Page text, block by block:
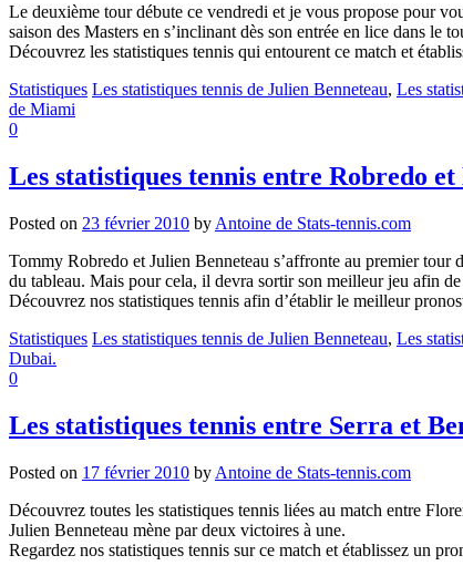
Le deuxième tour débute ce vendredi et je vous propose pour
saison des Masters en s’inclinant dès son entrée en lice dans le
Découvrez les statistiques tennis qui entourent ce match et
Statistiques Les statistiques tennis de Julien Benneteau, Les
de Miami
0
Les statistiques tennis entre Robredo
Posted on 23 février 2010 by Antoine de Stats-tennis.com
Tommy Robredo et Julien Benneteau s’affronte au premier
du tableau. Mais pour cela, il devra sortir son meilleur jeu afin
Découvrez nos statistiques tennis afin d’établir le meilleur
Statistiques Les statistiques tennis de Julien Benneteau, Les
Dubai.
0
Les statistiques tennis entre Serra et
Posted on 17 février 2010 by Antoine de Stats-tennis.com
Découvrez toutes les statistiques tennis liées au match entre
Julien Benneteau mène par deux victoires à une.
Regardez nos statistiques tennis sur ce match et établissez un